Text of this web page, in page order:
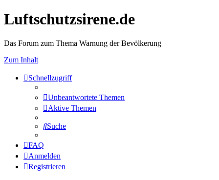
Luftschutzsirene.de
Das Forum zum Thema Warnung der Bevölkerung
Zum Inhalt
Schnellzugriff
Unbeantwortete Themen
Aktive Themen
Suche
FAQ
Anmelden
Registrieren